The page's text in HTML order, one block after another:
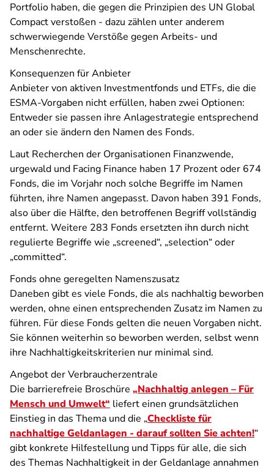
Portfolio haben, die gegen die Prinzipien des UN Global
Compact verstoßen - dazu zählen unter anderem
schwerwiegende Verstöße gegen Arbeits- und
Menschenrechte.
Konsequenzen für Anbieter
Anbieter von aktiven Investmentfonds und ETFs, die die
ESMA-Vorgaben nicht erfüllen, haben zwei Optionen:
Entweder sie passen ihre Anlagestrategie entsprechend
an oder sie ändern den Namen des Fonds.
Laut Recherchen der Organisationen Finanzwende,
urgewald und Facing Finance haben 17 Prozent oder 674
Fonds, die im Vorjahr noch solche Begriffe im Namen
führten, ihre Namen angepasst. Davon haben 391 Fonds,
also über die Hälfte, den betroffenen Begriff vollständig
entfernt. Weitere 283 Fonds ersetzten ihn durch nicht
regulierte Begriffe wie „screened“, „selection“ oder
„committed“.
Fonds ohne geregelten Namenszusatz
Daneben gibt es viele Fonds, die als nachhaltig beworben
werden, ohne einen entsprechenden Zusatz im Namen zu
führen. Für diese Fonds gelten die neuen Vorgaben nicht.
Sie können weiterhin so beworben werden, selbst wenn
ihre Nachhaltigkeitskriterien nur minimal sind.
Angebot der Verbraucherzentrale
Die barrierefreie Broschüre „Nachhaltig anlegen – Für
Mensch und Umwelt“ liefert einen grundsätzlichen
Einstieg in das Thema und die „Checkliste für
nachhaltige Geldanlagen - darauf sollten Sie achten!“
gibt konkrete Hilfestellung und Tipps für alle, die sich
des Themas Nachhaltigkeit in der Geldanlage annahmen